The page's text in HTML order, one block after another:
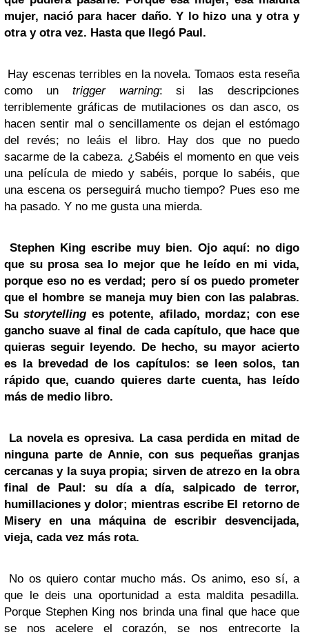
mujer, nació para hacer daño. Y lo hizo una y otra y
otra y otra vez. Hasta que llegó Paul.
Hay escenas terribles en la novela. Tomaos esta reseña
como un trigger warning: si las descripciones
terriblemente gráficas de mutilaciones os dan asco, os
hacen sentir mal o sencillamente os dejan el estómago
del revés; no leáis el libro. Hay dos que no puedo
sacarme de la cabeza. ¿Sabéis el momento en que veis
una película de miedo y sabéis, porque lo sabéis, que
una escena os perseguirá mucho tiempo? Pues eso me
ha pasado. Y no me gusta una mierda.
Stephen King escribe muy bien. Ojo aquí: no digo
que su prosa sea lo mejor que he leído en mi vida,
porque eso no es verdad; pero sí os puedo prometer
que el hombre se maneja muy bien con las palabras.
Sustorytelling es potente, afilado, mordaz; con ese
gancho suave al final de cada capítulo, que hace que
quieras seguir leyendo. De hecho, su mayor acierto
es la brevedad de los capítulos: se leen solos, tan
rápido que, cuando quieres darte cuenta, has leído
más de medio libro.
La novela es opresiva. La casa perdida en mitad de
ninguna parte de Annie, con sus pequeñas granjas
cercanas y la suya propia; sirven de atrezo en la obra
final de Paul: su día a día, salpicado de terror,
humillaciones y dolor; mientras escribe El retorno de
Misery en una máquina de escribir desvencijada,
vieja, cada vez más rota.
No os quiero contar mucho más. Os animo, eso sí, a
que le deis una oportunidad a esta maldita pesadilla.
Porque Stephen King nos brinda una final que hace que
se nos acelere el corazón, se nos entrecorte la